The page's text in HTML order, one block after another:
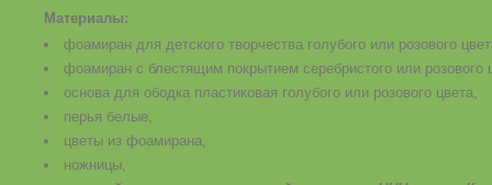
Материалы:
фоамиран для детского творчества голубого или розового
фоамиран с блестящим покрытием серебристого или розового
основа для ободка пластиковая голубого или розового цвета,
перья белые,
цветы из фоамирана,
ножницы,